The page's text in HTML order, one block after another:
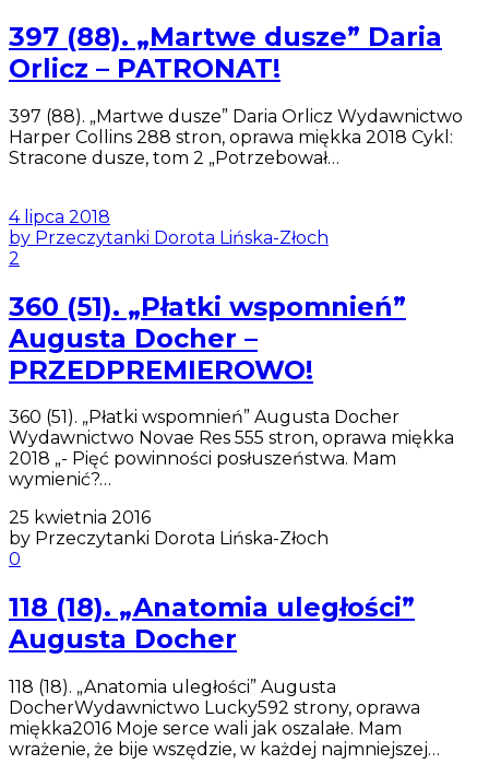
397 (88). „Martwe dusze” Daria
Orlicz – PATRONAT!
397 (88). „Martwe dusze” Daria Orlicz Wydawnictwo
Harper Collins 288 stron, oprawa miękka 2018 Cykl:
Stracone dusze, tom 2 „Potrzebował…
4 lipca 2018
by Przeczytanki Dorota Lińska-Złoch
2
360 (51). „Płatki wspomnień”
Augusta Docher –
PRZEDPREMIEROWO!
360 (51). „Płatki wspomnień” Augusta Docher
Wydawnictwo Novae Res 555 stron, oprawa miękka
2018 „- Pięć powinności posłuszeństwa. Mam
wymienić?…
25 kwietnia 2016
by Przeczytanki Dorota Lińska-Złoch
0
118 (18). „Anatomia uległości”
Augusta Docher
118 (18). „Anatomia uległości” Augusta
DocherWydawnictwo Lucky592 strony, oprawa
miękka2016 Moje serce wali jak oszalałe. Mam
wrażenie, że bije wszędzie, w każdej najmniejszej…